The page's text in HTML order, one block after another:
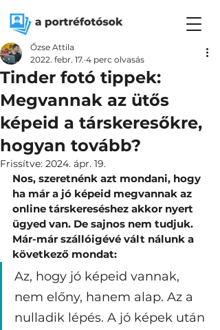
Tinder fotó tippek:
Megvannak az ütős
képeid a társkeresőkre,
hogyan tovább?
Őzse Attila
2022. febr. 17. 4 perc olvasás
Frissítve: 2024. ápr. 19.
Nos, szeretnénk azt mondani, hogy
ha már a jó képeid megvannak az
online társkereséshez akkor nyert
ügyed van. De sajnos nem tudjuk.
Már-már szállóigévé vált nálunk a
következő mondat:
Az, hogy jó képeid vannak,
nem előny, hanem alap. Az a
nulladik lépés. A jó képek után